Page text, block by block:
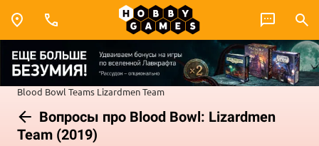
Blood Bowl Teams Lizardmen Team
Вопросы про Blood Bowl: Lizardmen
Team (2019)